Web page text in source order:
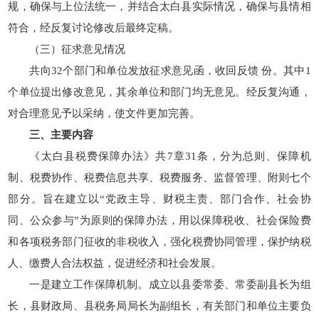
规，确保与上位法统一，并结合太白县实际情况，确保与县情相
符合，经反复讨论修改后最终定稿。
（三）征求意见情况
共向32个部门和单位发放征求意见函，收回反馈 份。其中1
个单位提出修改意见，其余单位和部门均无意见。经反复沟通，
对合理意见予以采纳，使文件更加完善。
三、主要内容
《太白县税费保障办法》共7章31条，分为总则、保障机
制、税费协作、税费信息共享、税费服务、监督管理、附则七个
部分。旨在建立以“党政主导、财税主责、部门合作、社会协
同、公众参与”为原则的保障办法，用以保障税收、社会保险费
和各项税务部门征收的非税收入，强化税费协同管理，保护纳税
人、缴费人合法权益，促进经济和社会发展。
一是建立工作保障机制。成立以县委常委、常委副县长为组
长，县财政局、县税务局局长为副组长，有关部门和单位主要负